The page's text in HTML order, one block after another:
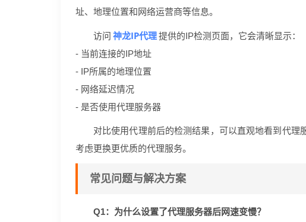
址、地理位置和网络运营商等信息。
访问 神龙IP代理提供的IP检测页面，它会清晰显示：
- 当前连接的IP地址
- IP所属的地理位置
- 网络延迟情况
- 是否使用代理服务器
对比使用代理前后的检测结果，可以直观地看到代
考虑更换更优质的代理服务。
常见问题与解决方案
Q1：为什么设置了代理服务器后网速变慢？